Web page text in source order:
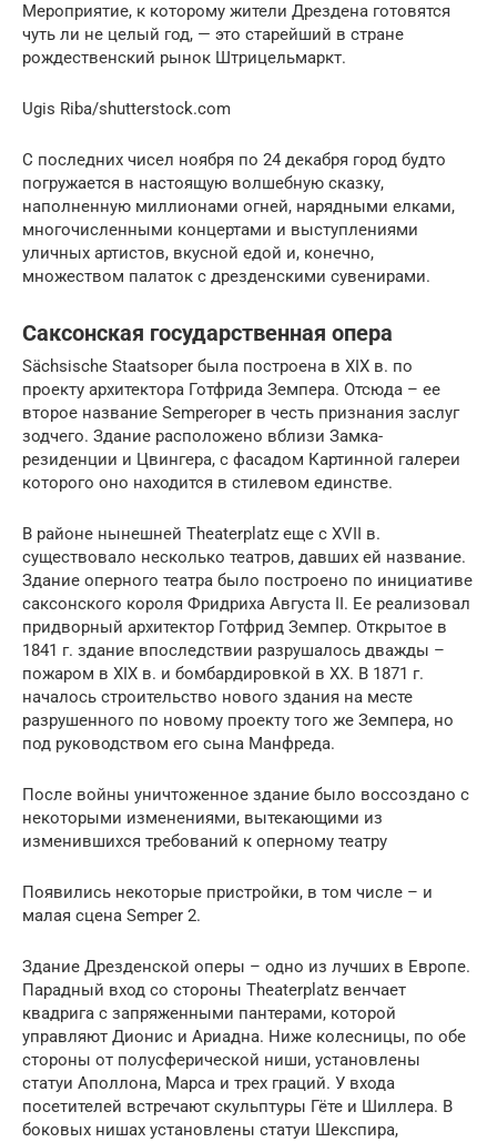
Мероприятие, к которому жители Дрездена готовятся
чуть ли не целый год, — это старейший в стране
рождественский рынок Штрицельмаркт.
Ugis Riba/shutterstock.com
С последних чисел ноября по 24 декабря город будто
погружается в настоящую волшебную сказку,
наполненную миллионами огней, нарядными елками,
многочисленными концертами и выступлениями
уличных артистов, вкусной едой и, конечно,
множеством палаток с дрезденскими сувенирами.
Саксонская государственная опера
Sächsische Staatsoper была построена в XIX в. по
проекту архитектора Готфрида Земпера. Отсюда – ее
второе название Semperoper в честь признания заслуг
зодчего. Здание расположено вблизи Замка-
резиденции и Цвингера, с фасадом Картинной галереи
которого оно находится в стилевом единстве.
В районе нынешней Theaterplatz еще с XVII в.
существовало несколько театров, давших ей название.
Здание оперного театра было построено по инициативе
саксонского короля Фридриха Августа II. Ее реализовал
придворный архитектор Готфрид Земпер. Открытое в
1841 г. здание впоследствии разрушалось дважды –
пожаром в XIX в. и бомбардировкой в XX. В 1871 г.
началось строительство нового здания на месте
разрушенного по новому проекту того же Земпера, но
под руководством его сына Манфреда.
После войны уничтоженное здание было воссоздано с
некоторыми изменениями, вытекающими из
изменившихся требований к оперному театру
Появились некоторые пристройки, в том числе – и
малая сцена Semper 2.
Здание Дрезденской оперы – одно из лучших в Европе.
Парадный вход со стороны Theaterplatz венчает
квадрига с запряженными пантерами, которой
управляют Дионис и Ариадна. Ниже колесницы, по обе
стороны от полусферической ниши, установлены
статуи Аполлона, Марса и трех граций. У входа
посетителей встречают скульптуры Гёте и Шиллера. В
боковых нишах установлены статуи Шекспира,